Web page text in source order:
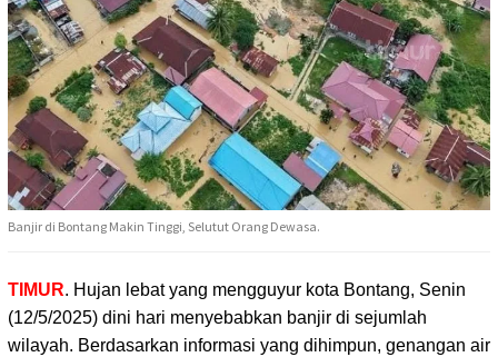
Banjir di Bontang Makin Tinggi, Selutut Orang Dewasa.
TIMUR. Hujan lebat yang mengguyur kota Bontang, Senin
(12/5/2025) dini hari menyebabkan banjir di sejumlah
wilayah. Berdasarkan informasi yang dihimpun, genangan air